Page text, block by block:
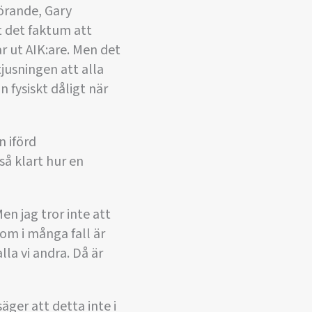
Gary
det faktum att
ut AIK:are. Men det
att alla
fysiskt dåligt när
iförd
klart hur en
jag tror inte att
i många fall är
vi andra. Då är
att detta inte i